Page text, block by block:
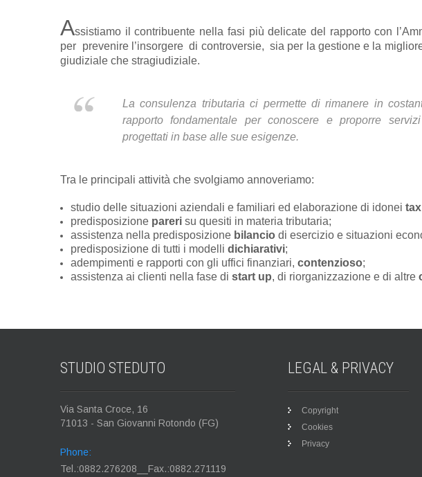
Assistiamo il contribuente nella fasi più delicate del rapporto con
per prevenire l’insorgere di controversie, sia per la gestione e la
giudiziale che stragiudiziale.
La consulenza tributaria ci permette di rimanere in
rapporto fondamentale per conoscere e proporre
progettati in base alle sue esigenze.
Tra le principali attività che svolgiamo annoveriamo:
studio delle situazioni aziendali e familiari ed elaborazione di idonei
predisposizione pareri su quesiti in materia tributaria;
assistenza nella predisposizione bilancio di esercizio e situazioni
predisposizione di tutti i modelli dichiarativi;
adempimenti e rapporti con gli uffici finanziari, contenzioso;
assistenza ai clienti nella fase di start up, di riorganizzazione e di altre
STUDIO STEDUTO
Via Santa Croce, 16
71013 - San Giovanni Rotondo (FG)
Phone:
Tel.:0882.276208__Fax.:0882.271119
LEGAL & PRIVACY
Copyright
Cookies
Privacy